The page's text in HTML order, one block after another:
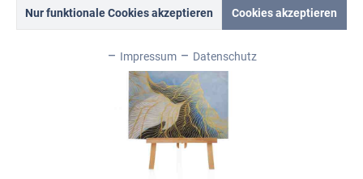
Nur funktionale Cookies akzeptieren Cookies akzeptieren
Impressum Datenschutz